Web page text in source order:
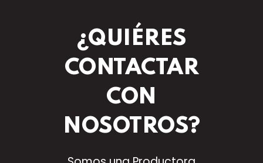
¿QUIÉRES
CONTACTAR
CON
NOSOTROS?